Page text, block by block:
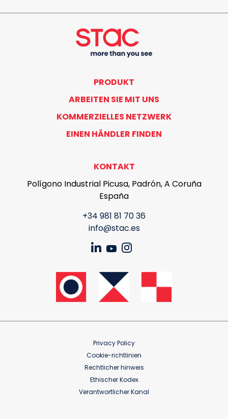
PRODUKT
ARBEITEN SIE MIT UNS
KOMMERZIELLES NETZWERK
EINEN HÄNDLER FINDEN
KONTAKT
Polígono Industrial Picusa, Padrón, A Coruña
España
+34 981 81 70 36
info@stac.es
Privacy Policy
Cookie-richtlinien
Rechtlicher hinweis
Ethischer Kodex
Verantwortlicher Kanal